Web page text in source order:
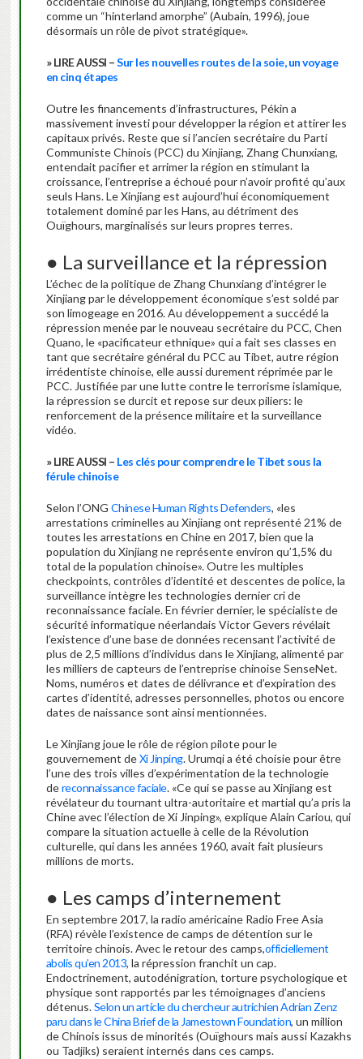
comme un “hinterland amorphe” (Aubain, 1996), joue
désormais un rôle de pivot stratégique».
» LIRE AUSSI –Sur les nouvelles routes de la soie, un voyage
en cinq étapes
Outre les financements d’infrastructures, Pékin a
massivement investi pour développer la région et attirer les
capitaux privés. Reste que si l’ancien secrétaire du Parti
Communiste Chinois (PCC) du Xinjiang, Zhang Chunxiang,
entendait pacifier et arrimer la région en stimulant la
croissance, l’entreprise a échoué pour n’avoir profité qu’aux
seuls Hans. Le Xinjiang est aujourd’hui économiquement
totalement dominé par les Hans, au détriment des
Ouïghours, marginalisés sur leurs propres terres.
● La surveillance et la répression
L’échec de la politique de Zhang Chunxiang d’intégrer le
Xinjiang par le développement économique s’est soldé par
son limogeage en 2016. Au développement a succédé la
répression menée par le nouveau secrétaire du PCC, Chen
Quano, le «pacificateur ethnique» qui a fait ses classes en
tant que secrétaire général du PCC au Tibet, autre région
irrédentiste chinoise, elle aussi durement réprimée par le
PCC. Justifiée par une lutte contre le terrorisme islamique,
la répression se durcit et repose sur deux piliers: le
renforcement de la présence militaire et la surveillance
vidéo.
» LIRE AUSSI – Les clés pour comprendre le Tibet sous la
férule chinoise
Selon l’ONG Chinese Human Rights Defenders, «les
arrestations criminelles au Xinjiang ont représenté 21% de
toutes les arrestations en Chine en 2017, bien que la
population du Xinjiang ne représente environ qu’1,5% du
total de la population chinoise». Outre les multiples
checkpoints, contrôles d’identité et descentes de police, la
surveillance intègre les technologies dernier cri de
reconnaissance faciale. En février dernier, le spécialiste de
sécurité informatique néerlandais Victor Gevers révélait
l’existence d’une base de données recensant l’activité de
plus de 2,5 millions d’individus dans le Xinjiang, alimenté par
les milliers de capteurs de l’entreprise chinoise SenseNet.
Noms, numéros et dates de délivrance et d’expiration des
cartes d’identité, adresses personnelles, photos ou encore
dates de naissance sont ainsi mentionnées.
Le Xinjiang joue le rôle de région pilote pour le
gouvernement deXi Jinping. Urumqi a été choisie pour être
l’une des trois villes d’expérimentation de la technologie
dereconnaissance faciale. «Ce qui se passe au Xinjiang est
révélateur du tournant ultra-autoritaire et martial qu’a pris la
Chine avec l’élection de Xi Jinping», explique Alain Cariou, qui
compare la situation actuelle à celle de la Révolution
culturelle, qui dans les années 1960, avait fait plusieurs
millions de morts.
● Les camps d’internement
En septembre 2017, la radio américaine Radio Free Asia
(RFA) révèle l’existence de camps de détention sur le
territoire chinois. Avec le retour des camps,officiellement
abolis qu’en 2013, la répression franchit un cap.
Endoctrinement, autodénigration, torture psychologique et
physique sont rapportés par les témoignages d’anciens
détenus.Selon un article du chercheur autrichien Adrian Zenz
paru dans le China Brief de la Jamestown Foundation, un million
de Chinois issus de minorités (Ouïghours mais aussi Kazakhs
ou Tadjiks) seraient internés dans ces camps.